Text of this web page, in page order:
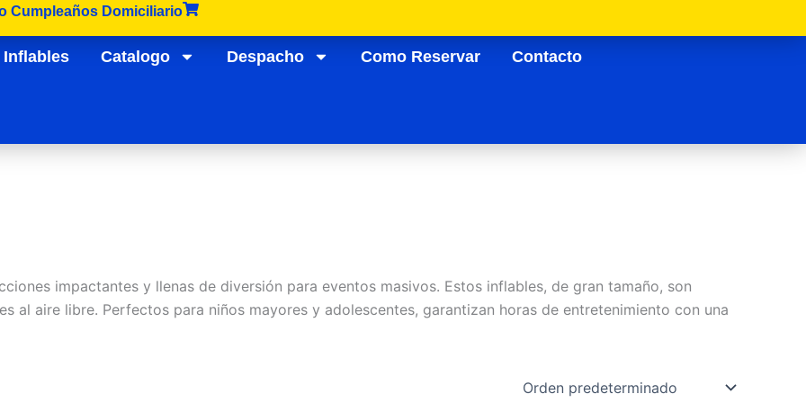
Cumpleaños Domiciliario
Catalogo Despacho Como Reservar Contacto
impactantes y llenas de diversión para eventos masivos. Estos inflables, de gran tamaño, son
al aire libre. Perfectos para niños mayores y adolescentes, garantizan horas de entretenimiento con una